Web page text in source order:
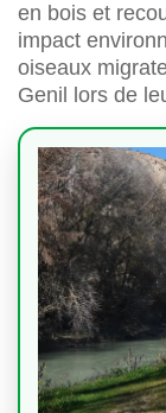
en bois et
impact
oiseaux
Genil lors de